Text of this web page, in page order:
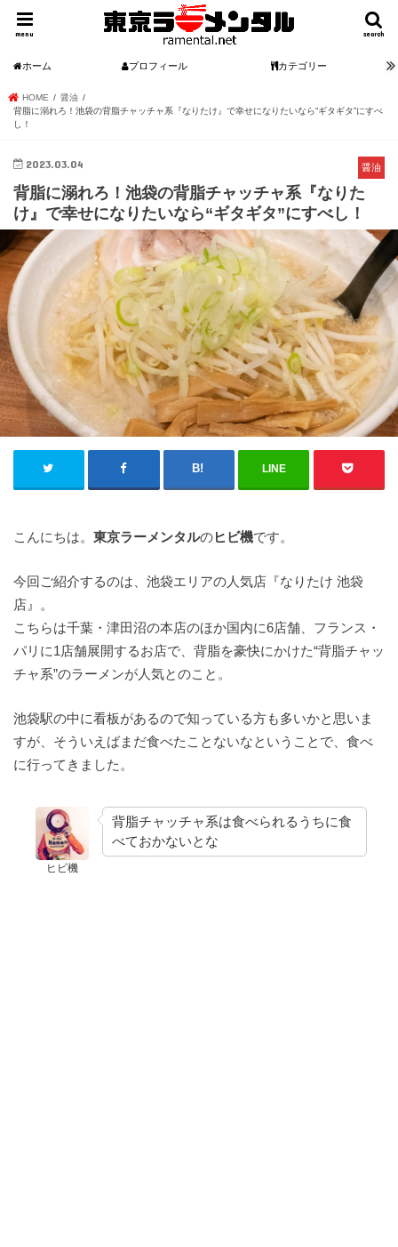
search
menu
ホーム プロフィール カテゴリー
HOME
醤油
背脂に溺れろ！池袋の背脂チャッチャ系『なりたけ』で幸せになりたいなら“ギタギタ”にすべ
し！
醤油
2023.03.04
背脂に溺れろ！池袋の背脂チャッチャ系『なりた
け』で幸せになりたいなら“ギタギタ”にすべし！
LINE
こんにちは。 東京ラーメンタルのヒビ機です。
今回ご紹介するのは、池袋エリアの人気店『なりたけ 池袋
店』。
こちらは千葉・津田沼の本店のほか国内に6店舗、フランス・
パリに1店舗展開するお店で、背脂を豪快にかけた“背脂チャッ
チャ系”のラーメンが人気とのこと。
池袋駅の中に看板があるので知っている方も多いかと思いま
すが、そういえばまだ食べたことないなということで、食べ
に行ってきました。
ヒビ機
背脂チャッチャ系は食べられるうちに食
べておかないとな